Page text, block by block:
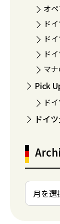
オ
ド
ド
ド
マ
Pick
ド
ドイ